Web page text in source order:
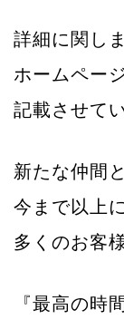
詳細に関し
ホームペー
記載させて
新たな仲間
今まで以上に
多くのお客
『最高の時間